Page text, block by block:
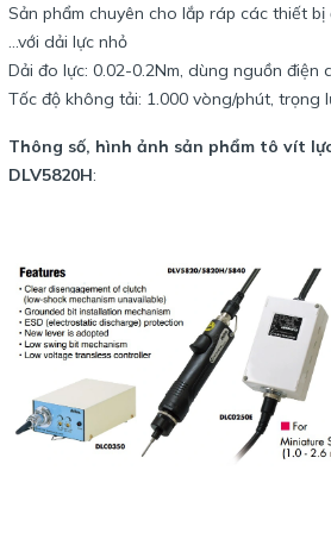
Sản phẩm chuyên cho lắp ráp các thiết
...với dải lực nhỏ
Dải đo lực: 0.02-0.2Nm, dùng nguồn điện
Tốc độ không tải: 1.000 vòng/phút, trọng
Thông số, hình ảnh sản phẩm tô vít
DLV5820H: